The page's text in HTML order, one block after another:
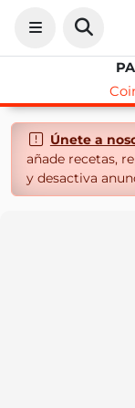
Únete a
añade recetas,
y desactiva